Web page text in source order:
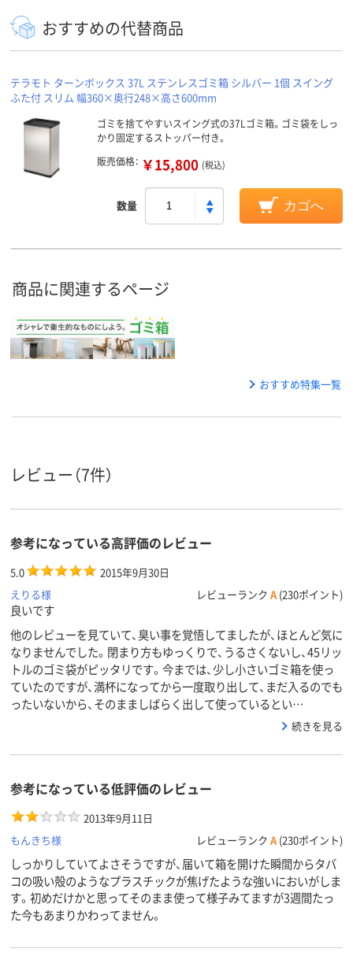
おすすめの代替商品
テラモト ターンボックス 37L ステンレスゴミ箱 シルバー 1個 スイング
ふた付 スリム 幅360×奥行248×高さ600mm
ゴミを捨てやすいスイング式の37Lゴミ箱。ゴミ袋をしっ
かり固定するストッパー付き。
販売価格： ￥15,800 (税込)
数量 カゴへ
商品に関連するページ
おすすめ特集一覧
レビュー（7件）
参考になっている高評価のレビュー
5.0
2015年9月30日
えりる様
レビューランク A (230ポイント)
良いです
他のレビューを見ていて、臭い事を覚悟してましたが、ほとんど気に
なりませんでした。閉まり方もゆっくりで、うるさくないし、45リッ
トルのゴミ袋がピッタリです。今までは、少し小さいゴミ箱を使っ
ていたのですが、満杯になってから一度取り出して、まだ入るのでも
ったいないから、そのまましばらく出して使っているとい…
続きを見る
参考になっている低評価のレビュー
2013年9月11日
もんきち様
レビューランク A (230ポイント)
しっかりしていてよさそうですが、届いて箱を開けた瞬間からタバ
コの吸い殻のようなプラスチックが焦げたような強いにおいがしま
す。初めだけかと思ってそのまま使って様子みてますが3週間たっ
た今もあまりかわってません。